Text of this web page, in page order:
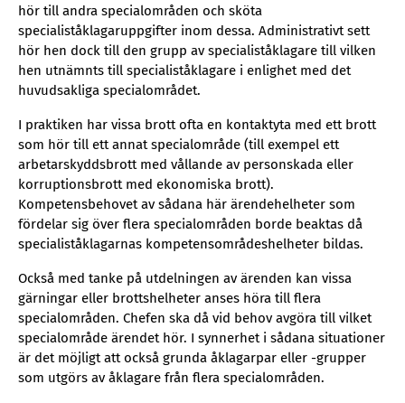
hör till andra specialområden och sköta
specialiståklagaruppgifter inom dessa. Administrativt sett
hör hen dock till den grupp av specialiståklagare till vilken
hen utnämnts till specialiståklagare i enlighet med det
huvudsakliga specialområdet.
I praktiken har vissa brott ofta en kontaktyta med ett brott
som hör till ett annat specialområde (till exempel ett
arbetarskyddsbrott med vållande av personskada eller
korruptionsbrott med ekonomiska brott).
Kompetensbehovet av sådana här ärendehelheter som
fördelar sig över flera specialområden borde beaktas då
specialiståklagarnas kompetensområdeshelheter bildas.
Också med tanke på utdelningen av ärenden kan vissa
gärningar eller brottshelheter anses höra till flera
specialområden. Chefen ska då vid behov avgöra till vilket
specialområde ärendet hör. I synnerhet i sådana situationer
är det möjligt att också grunda åklagarpar eller -grupper
som utgörs av åklagare från flera specialområden.